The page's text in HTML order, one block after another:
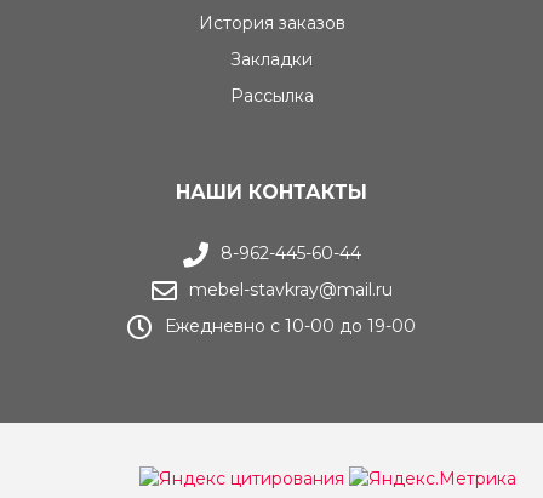
История заказов
Закладки
Рассылка
НАШИ КОНТАКТЫ
8-962-445-60-44
mebel-stavkray@mail.ru
Ежедневно с 10-00 до 19-00